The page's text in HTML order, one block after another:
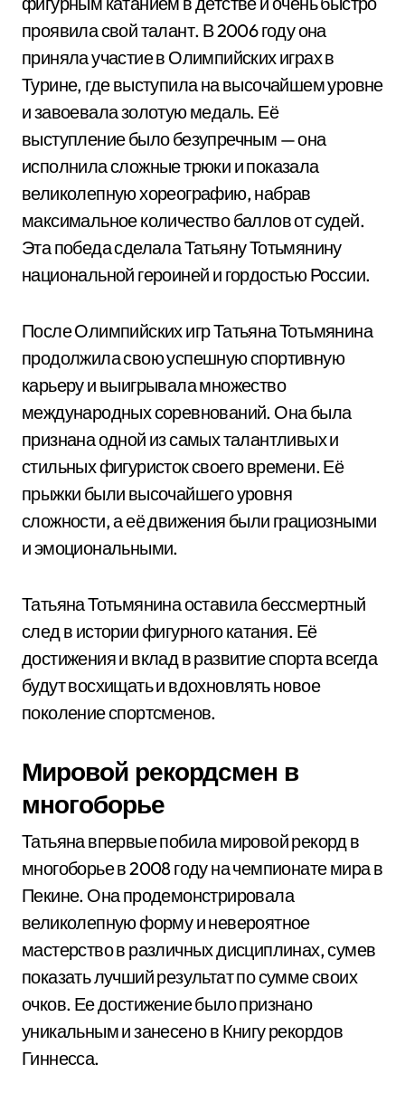
проявила свой талант. В 2006 году она
приняла участие в Олимпийских играх в
Турине, где выступила на высочайшем уровне
и завоевала золотую медаль. Её
выступление было безупречным — она
исполнила сложные трюки и показала
великолепную хореографию, набрав
максимальное количество баллов от судей.
Эта победа сделала Татьяну Тотьмянину
национальной героиней и гордостью России.
После Олимпийских игр Татьяна Тотьмянина
продолжила свою успешную спортивную
карьеру и выигрывала множество
международных соревнований. Она была
признана одной из самых талантливых и
стильных фигуристок своего времени. Её
прыжки были высочайшего уровня
сложности, а её движения были грациозными
и эмоциональными.
Татьяна Тотьмянина оставила бессмертный
след в истории фигурного катания. Её
достижения и вклад в развитие спорта всегда
будут восхищать и вдохновлять новое
поколение спортсменов.
Мировой рекордсмен в
многоборье
Татьяна впервые побила мировой рекорд в
многоборье в 2008 году на чемпионате мира в
Пекине. Она продемонстрировала
великолепную форму и невероятное
мастерство в различных дисциплинах, сумев
показать лучший результат по сумме своих
очков. Ее достижение было признано
уникальным и занесено в Книгу рекордов
Гиннесса.